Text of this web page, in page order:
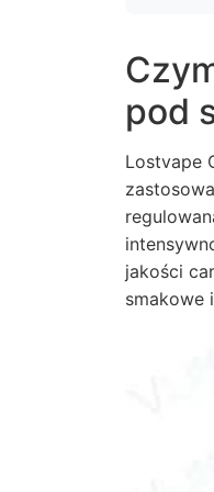
pod
Lostvape
jakości
smakowe